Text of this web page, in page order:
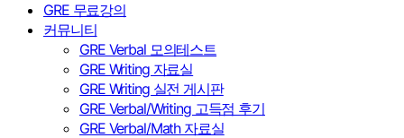
GRE 무료강의
커뮤니티
GRE Verbal 모의테스트
GRE Writing 자료실
GRE Writing 실전 게시판
GRE Verbal/Writing 고득점 후기
GRE Verbal/Math 자료실